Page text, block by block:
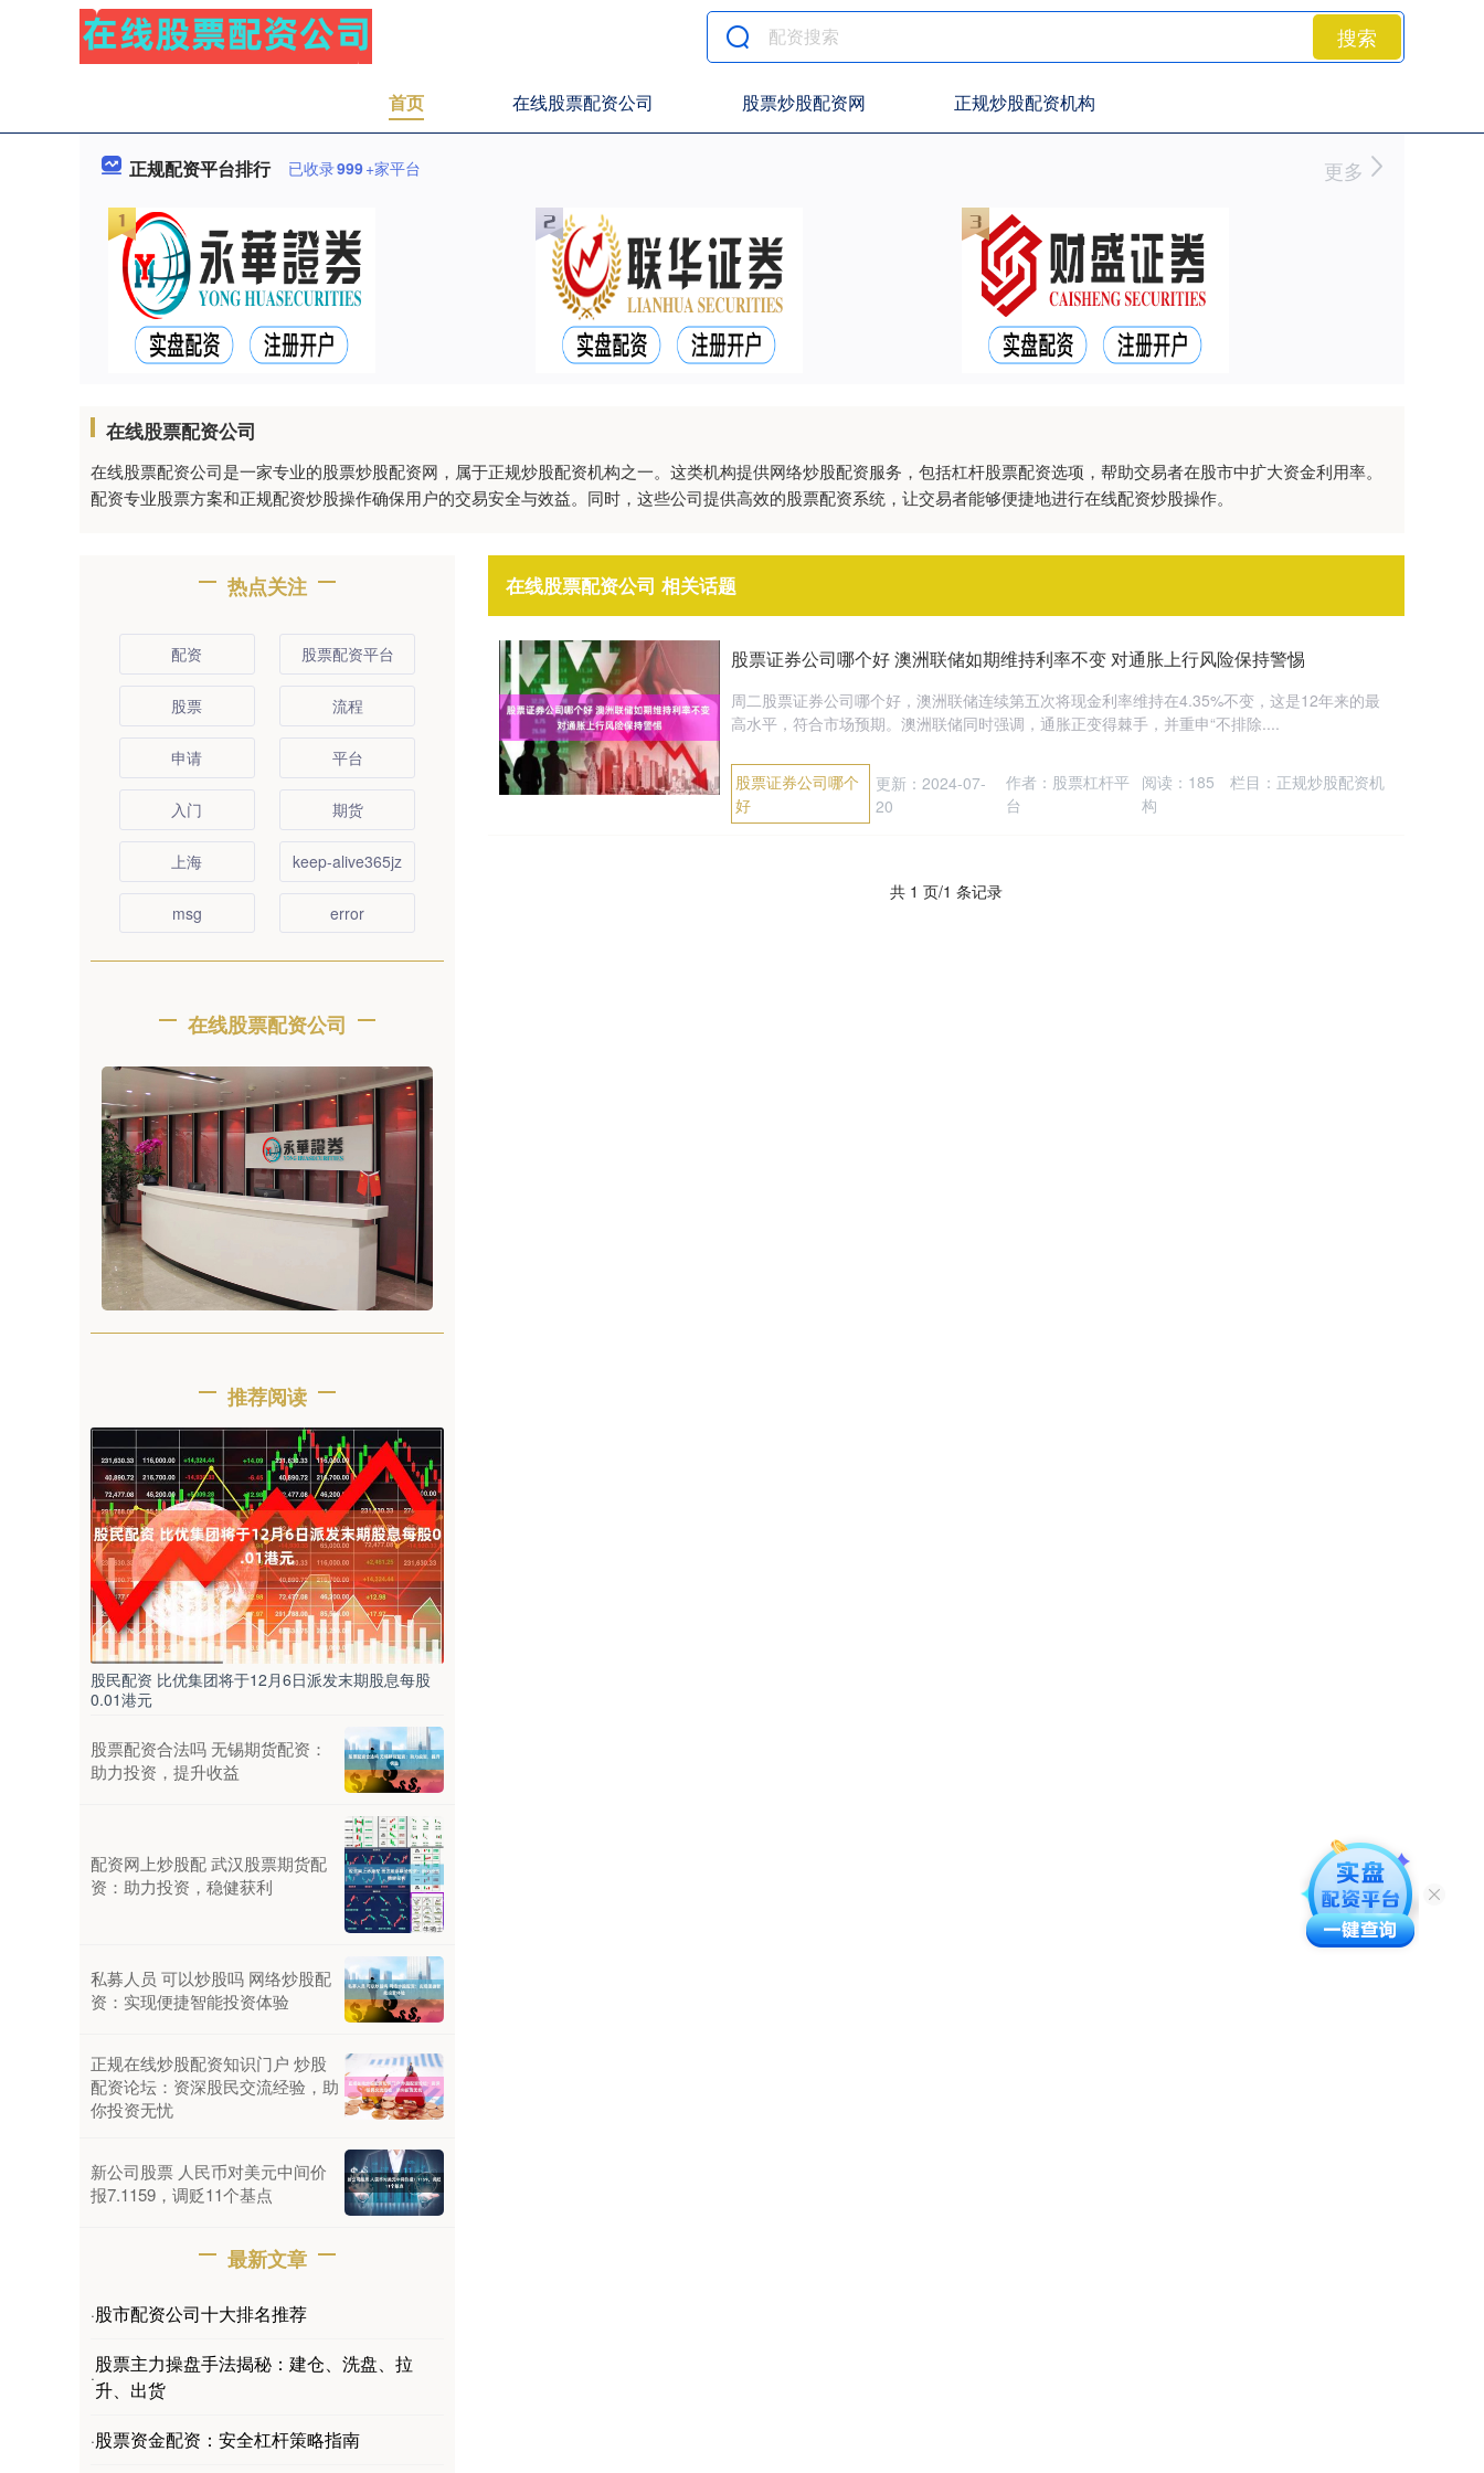
搜索
首页 在线股票配资公司 股票炒股配资网 正规炒股配资机构
正规配资平台排行 已收录999+家平台 更多
在线股票配资公司
在线股票配资公司是一家专业的股票炒股配资网，属于正规炒股配资机构之一。这类机构提供网络炒股配资服务，包括杠杆股票配资选项，帮助交易者在股市中扩大资金利用率。
配资专业股票方案和正规配资炒股操作确保用户的交易安全与效益。同时，这些公司提供高效的股票配资系统，让交易者能够便捷地进行在线配资炒股操作。
在线股票配资公司 相关话题
股票证券公司哪个好 澳洲联储如期维持利率不变 对通胀上行风险保持警惕
周二股票证券公司哪个好，澳洲联储连续第五次将现金利率维持在4.35%不变，这是12年来的最
高水平，符合市场预期。澳洲联储同时强调，通胀正变得棘手，并重申“不排除....
股票证券公司哪个
好
更新：2024-07-
20
作者：股票杠杆平
台
阅读： 185 栏目： 正规炒股配资机
构
共 1 页/1 条记录
热点关注
配资 股票配资平台
股票 流程
申请 平台
入门 期货
上海 keep-alive365jz
msg error
在线股票配资公司
推荐阅读
股民配资 比优集团将于12月6日派发末期股息每股
0.01港元
股票配资合法吗 无锡期货配资：
助力投资，提升收益
配资网上炒股配 武汉股票期货配
资：助力投资，稳健获利
私募人员 可以炒股吗 网络炒股配
资：实现便捷智能投资体验
正规在线炒股配资知识门户 炒股
配资论坛：资深股民交流经验，助
你投资无忧
新公司股票 人民币对美元中间价
报7.1159，调贬11个基点
最新文章
·股市配资公司十大排名推荐
·
股票主力操盘手法揭秘：建仓、洗盘、拉
升、出货
·股票资金配资：安全杠杆策略指南